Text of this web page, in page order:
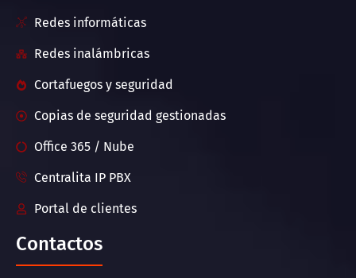
Redes informáticas
Redes inalámbricas
Cortafuegos y seguridad
Copias de seguridad gestionadas
Office 365 / Nube
Centralita IP PBX
Portal de clientes
Contactos